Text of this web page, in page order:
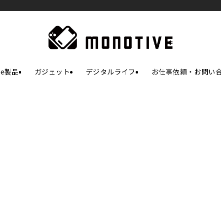
製品 ガジェット デジタルライフ お仕事依頼・お問い